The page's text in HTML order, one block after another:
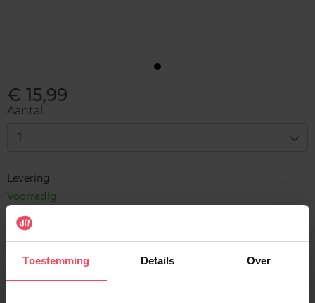
Toestemming Details Over
€ 15,99
Aantal
1
Levering
Voorradig
Gratis levering bij aankoop van min. 35€.
Gratis retour in je winkelpunt